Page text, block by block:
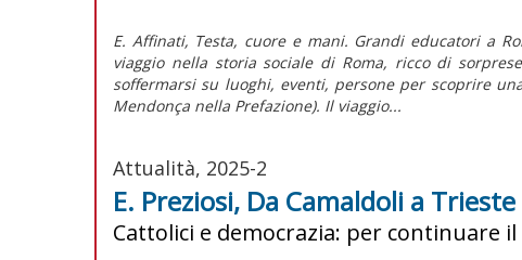
E. Affinati, Testa, cuore e mani. Grandi educatori a
viaggio nella storia sociale di Roma, ricco di
soffermarsi su luoghi, eventi, persone per scoprire
Mendonça nella Prefazione). Il viaggio...
Attualità, 2025-2
E. Preziosi, Da Camaldoli a Trieste
Cattolici e democrazia: per continuare